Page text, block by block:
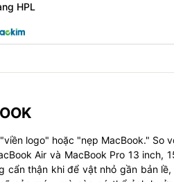
HPL
logo" hoặc "nẹp MacBook." So
Air và MacBook Pro 13 inch,
cẩn thận khi để vật nhỏ gần bản lề,